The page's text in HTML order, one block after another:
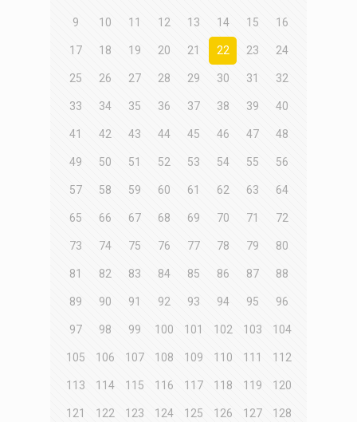
9 10 11 12 13 14 15 16
17 18 19 20 21 22 23 24
25 26 27 28 29 30 31 32
33 34 35 36 37 38 39 40
41 42 43 44 45 46 47 48
49 50 51 52 53 54 55 56
57 58 59 60 61 62 63 64
65 66 67 68 69 70 71 72
73 74 75 76 77 78 79 80
81 82 83 84 85 86 87 88
89 90 91 92 93 94 95 96
97 98 99 100 101 102 103 104
105 106 107 108 109 110 111 112
113 114 115 116 117 118 119 120
121 122 123 124 125 126 127 128